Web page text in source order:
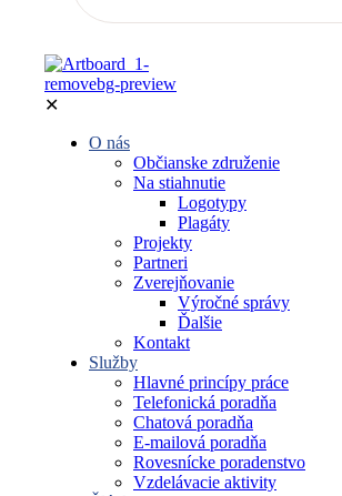
✕
O nás
Občianske združenie
Na stiahnutie
Logotypy
Plagáty
Projekty
Partneri
Zverejňovanie
Výročné správy
Ďalšie
Kontakt
Služby
Hlavné princípy práce
Telefonická poradňa
Chatová poradňa
E-mailová poradňa
Rovesnícke poradenstvo
Vzdelávacie aktivity